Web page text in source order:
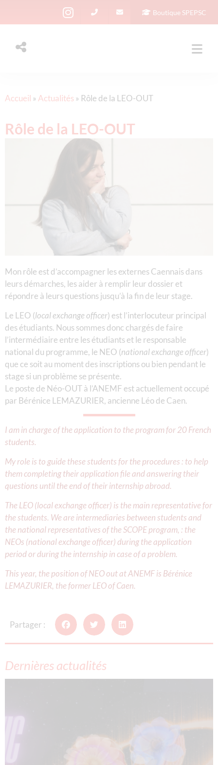
Boutique SPEPSC
Accueil » Actualités» Rôle de la LEO-OUT
Rôle de la LEO-OUT
Mon rôle est d’accompagner les externes Caennais dans
leurs démarches, les aider à remplir leur dossier et
répondre à leurs questions jusqu’à la fin de leur stage.
Le LEO (local exchange officer) est l’interlocuteur principal
des étudiants. Nous sommes donc chargés de faire
l’intermédiaire entre les étudiants et le responsable
national du programme, le NEO (national exchange officer)
que ce soit au moment des inscriptions ou bien pendant le
stage si un problème se présente.
Le poste de Néo-OUT à l’ANEMF est actuellement occupé
par Bérénice LEMAZURIER, ancienne Léo de Caen.
I am in charge of the application to the program for 20 French
students.
My role is to guide these students for the procedures : to help
them completing their application file and answering their
questions until the end of their internship abroad.
The LEO (local exchange officer) is the main representative for
the students. We are intermediaries between students and
the national representatives of the SCOPE program, : the
NEOs (national exchange officer) during the application
period or during the internship in case of a problem.
This year, the position of NEO out at ANEMF is Bérénice
LEMAZURIER, the former LEO of Caen.
Partager :
Dernières actualités